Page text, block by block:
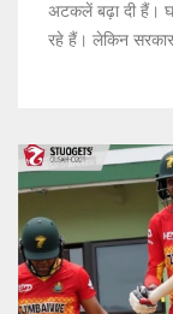
अटकलें बढ़ा दी हैं।
रहे हैं। लेकिन